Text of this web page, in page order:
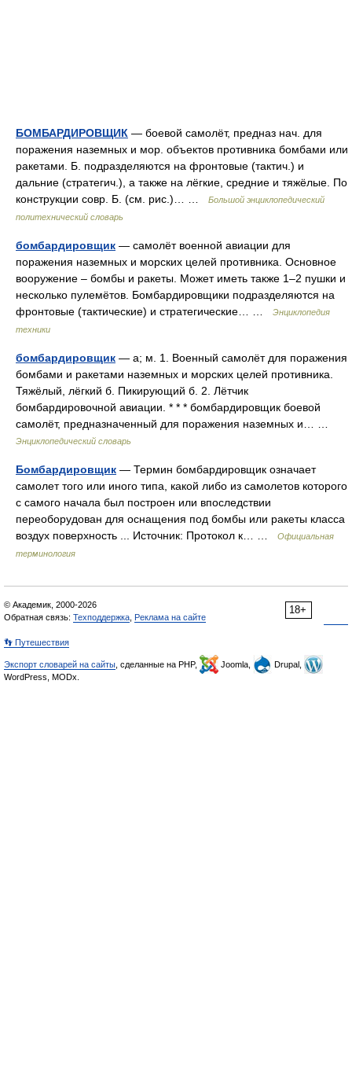
БОМБАРДИРОВЩИК — боевой самолёт, предназ нач. для
поражения наземных и мор. объектов противника бомбами или
ракетами. Б. подразделяются на фронтовые (тактич.) и
дальние (стратегич.), а также на лёгкие, средние и тяжёлые. По
конструкции совр. Б. (см. рис.)… …
Большой энциклопедический
политехнический словарь
бомбардировщик — самолёт военной авиации для
поражения наземных и морских целей противника. Основное
вооружение – бомбы и ракеты. Может иметь также 1–2 пушки и
несколько пулемётов. Бомбардировщики подразделяются на
фронтовые (тактические) и стратегические… …
Энциклопедия
техники
бомбардировщик — а; м. 1. Военный самолёт для поражения
бомбами и ракетами наземных и морских целей противника.
Тяжёлый, лёгкий б. Пикирующий б. 2. Лётчик
бомбардировочной авиации. * * * бомбардировщик боевой
самолёт, предназначенный для поражения наземных и… …
Энциклопедический словарь
Бомбардировщик — Термин бомбардировщик означает
самолет того или иного типа, какой либо из самолетов которого
с самого начала был построен или впоследствии
переоборудован для оснащения под бомбы или ракеты класса
воздух поверхность ... Источник: Протокол к… …
Официальная
терминология
18+
© Академик, 2000-2026
Обратная связь: Техподдержка Реклама на сайте
👣 Путешествия
Экспорт словарей на сайты , сделанные на PHP, Joomla,
Drupal,
WordPress, MODx.